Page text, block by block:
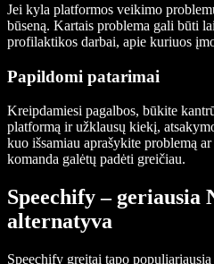
Jei kyla platformos veikimo
būseną. Kartais problema gali būti
profilaktikos darbai, apie kuriuos
Papildomi patarimai
Kreipdamiesi pagalbos, būkite
platformą ir užklausų kiekį,
kuo išsamiau aprašykite problemą
komanda galėtų padėti greičiau.
Speechify – geriausia
alternatyva
Speechify greitai tapo